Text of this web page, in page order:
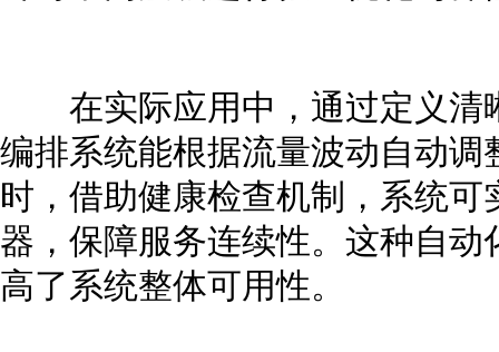
在实际应用中，通过定义清
编排系统能根据流量波动自动
时，借助健康检查机制，系统
器，保障服务连续性。这种自
高了系统整体可用性。